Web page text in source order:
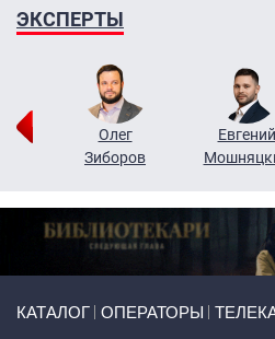
ЭКСПЕРТЫ
Олег
Зиборов
Евгений
КАТАЛОГ ОПЕРАТОРЫ